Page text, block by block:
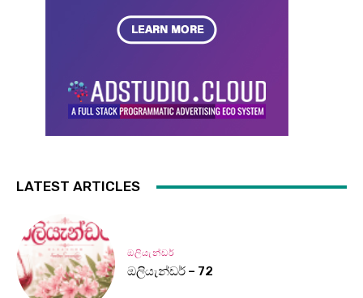
LATEST ARTICLES
ඔලියැන්ඩර්
ඔලියැන්ඩර් – 72